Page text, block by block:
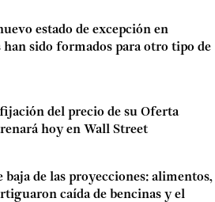
estado de excepción en
sido formados para otro tipo de
del precio de su Oferta
hoy en Wall Street
de las proyecciones: alimentos,
caída de bencinas y el